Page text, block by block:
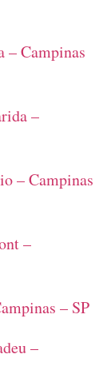
– Campinas
–
– Campinas
–
– SP
–